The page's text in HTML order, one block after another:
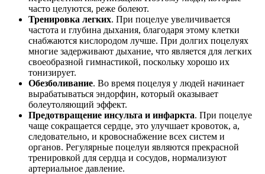
часто целуются, реже болеют.
Тренировка легких. При поцелуе увеличивается
частота и глубина дыхания, благодаря этому клетки
снабжаются кислородом лучше. При долгих поцелуях
многие задерживают дыхание, что является для легких
своеобразной гимнастикой, поскольку хорошо их
тонизирует.
Обезболивание. Во время поцелуя у людей начинает
вырабатываться эндорфин, который оказывает
болеутоляющий эффект.
Предотвращение инсульта и инфаркта. При поцелуе
чаще сокращается сердце, это улучшает кровоток, а,
следовательно, и кровоснабжение всех систем и
органов. Регулярные поцелуи являются прекрасной
тренировкой для сердца и сосудов, нормализуют
артериальное давление.